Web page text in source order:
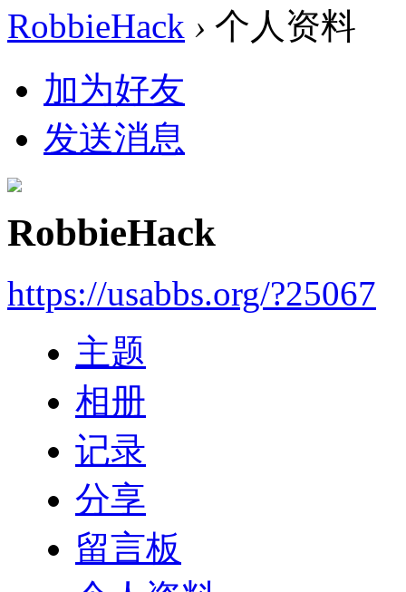
RobbieHack › 个人资料
加为好友
发送消息
RobbieHack
https://usabbs.org/?25067
主题
相册
记录
分享
留言板